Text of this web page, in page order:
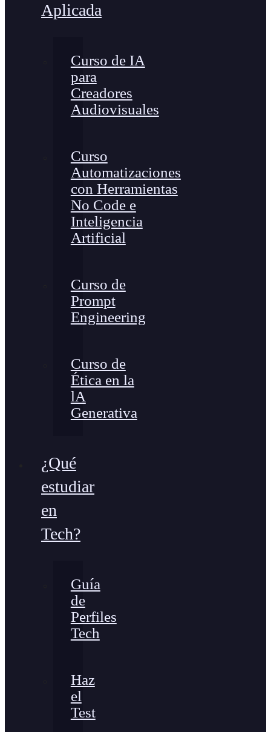
Aplicada
Curso de IA
para
Creadores
Audiovisuales
Curso
Automatizaciones
con Herramientas
No Code e
Inteligencia
Artificial
Curso de
Prompt
Engineering
Curso de
Ética en la
lA
Generativa
¿Qué
estudiar
en
Tech?
Guía
de
Perfiles
Tech
Haz
el
Test